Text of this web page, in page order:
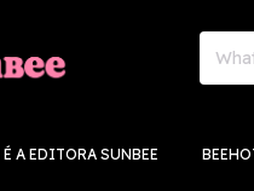
A EDITORA SUNBEE